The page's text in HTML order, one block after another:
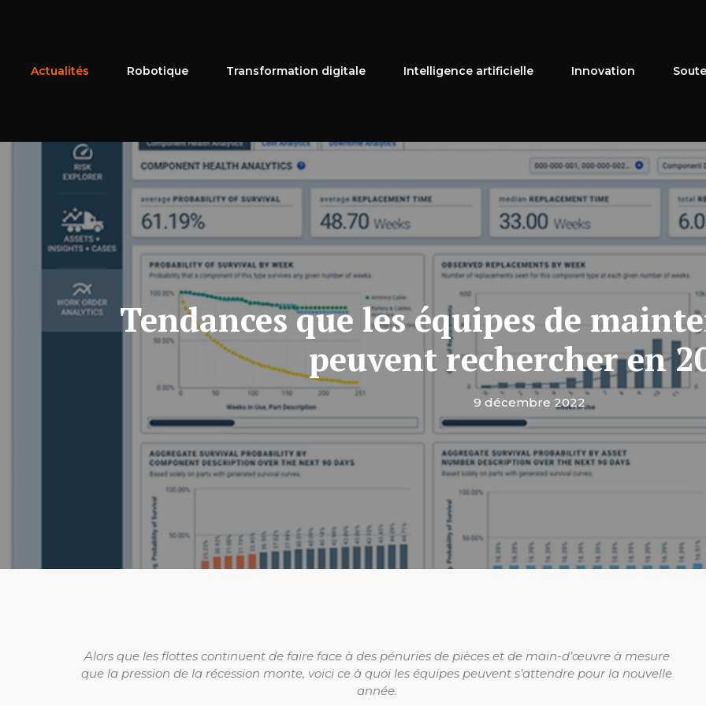
Actualités Robotique Transformation digitale Intelligence artificielle Innovation
Tendances que les équipes de
peuvent rechercher en
9 décembre 2022
Alors que les flottes continuent de faire face à des pénuries de pièces et de main-d’œuvre à mesure
que la pression de la récession monte, voici ce à quoi les équipes peuvent s’attendre pour la nouvelle
année.